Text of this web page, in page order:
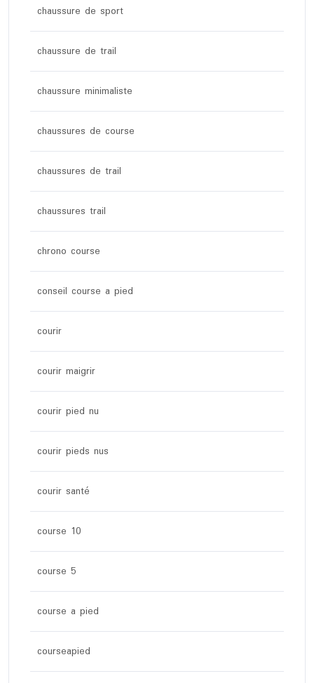
chaussure de sport
chaussure de trail
chaussure minimaliste
chaussures de course
chaussures de trail
chaussures trail
chrono course
conseil course a pied
courir
courir maigrir
courir pied nu
courir pieds nus
courir santé
course 10
course 5
course a pied
courseapied